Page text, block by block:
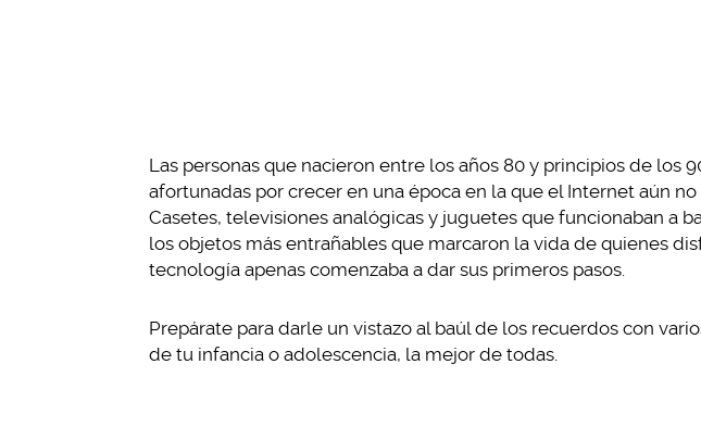
Las personas que nacieron entre los años 80 y principios de los
afortunadas por crecer en una época en la que el Internet aún
Casetes, televisiones analógicas y juguetes que funcionaban a
los objetos más entrañables que marcaron la vida de quienes
tecnología apenas comenzaba a dar sus primeros pasos.
Prepárate para darle un vistazo al baúl de los recuerdos con
de tu infancia o adolescencia, la mejor de todas.